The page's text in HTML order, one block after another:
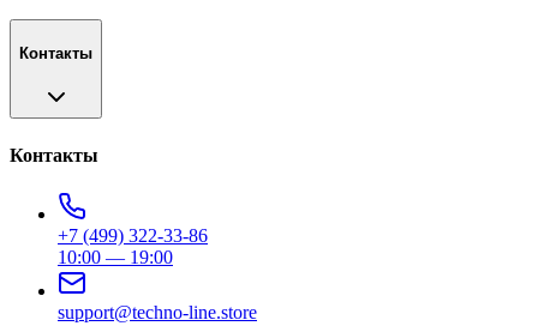
Контакты
Контакты
+7 (499) 322-33-86
10:00 — 19:00
support@techno-line.store